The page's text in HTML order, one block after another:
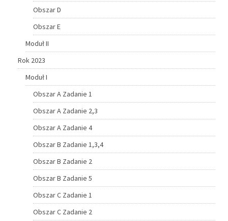
Obszar D
Obszar E
Moduł II
Rok 2023
Moduł I
Obszar A Zadanie 1
Obszar A Zadanie 2,3
Obszar A Zadanie 4
Obszar B Zadanie 1,3,4
Obszar B Zadanie 2
Obszar B Zadanie 5
Obszar C Zadanie 1
Obszar C Zadanie 2